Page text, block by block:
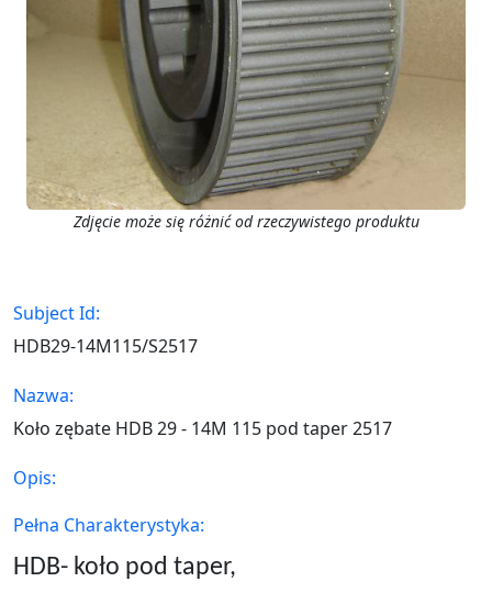
Zdjęcie może się różnić od rzeczywistego produktu
Subject Id:
HDB29-14M115/S2517
Nazwa:
Koło zębate HDB 29 - 14M 115 pod taper 2517
Opis:
Pełna Charakterystyka:
HDB- koło pod taper,